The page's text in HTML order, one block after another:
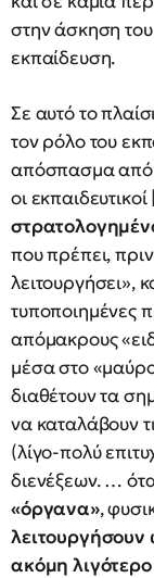
στην άσκηση
εκπαίδευση.
Σε αυτό το
τον ρόλο του
απόσπασμα από
οι
που πρέπει,
λειτουργήσει»,
τυποποιημένες
απόμακρους
μέσα στο «μαύρο
διαθέτουν τα
να καταλάβουν
(λίγο-πολύ
διενέξεων. …
«όργανα»,
ακόμη